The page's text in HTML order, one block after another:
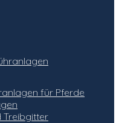
für Pferde
Treibgitter